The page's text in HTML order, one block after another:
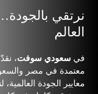
نرتقي
العالم
في سعودي سوفت،
معتمدة في مصر
معايير الجودة